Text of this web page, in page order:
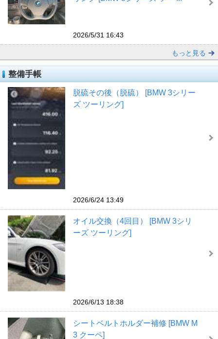
2026/5/31 16:43
もっと見る
整備手帳
脱硫その後（脱硫） [BMW 3シリー
ズ ツーリング]
2026/6/24 13:49
オイル交換（4回目） [BMW 3シリ
ーズ ツーリング]
2026/6/13 18:38
シートベルトホルダー補修 [BMW M
3 クーペ]